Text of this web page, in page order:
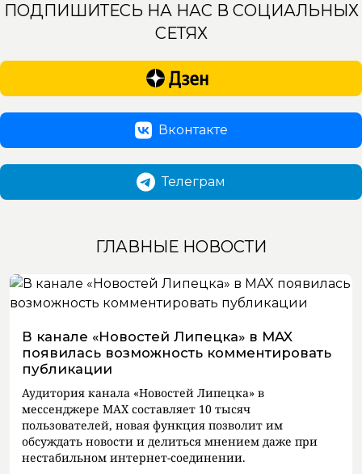
ПОДПИШИТЕСЬ НА НАС В СОЦИАЛЬНЫХ
СЕТЯХ
Вконтакте
Телеграм
ГЛАВНЫЕ НОВОСТИ
В канале «Новостей Липецка» в MAX
появилась возможность комментировать
публикации
Аудитория канала «Новостей Липецка» в
мессенджере MAX составляет 10 тысяч
пользователей, новая функция позволит им
обсуждать новости и делиться мнением даже при
нестабильном интернет-соединении.